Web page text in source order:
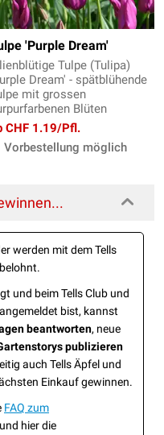
'Purple Dream'
Tulpe (Tulipa)
Dream' - spätblühende
mit grossen
Blüten
CHF 1.19/Pfl.
Vorbestellung möglich
werden mit dem Tells
und beim Tells Club und
bist, kannst
beantworten, neue
publizieren
auch Tells Äpfel und
Einkauf gewinnen.
FAQ zum
und hier die